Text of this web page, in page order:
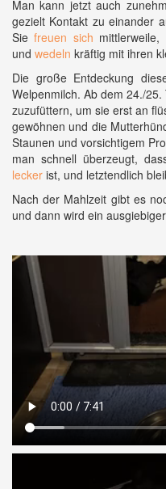
Man kann jetzt auch
gezielt Kontakt zu einander
Siefreuen sich
und wedeln kräftig mit ihren
Die große Entdeckung
Welpenmilch. Ab dem 24./
zuzufüttern, um sie erst an
gewöhnen und die
Staunen und vorsichtigem
man schnell überzeugt,
lecker ist, und letztendlich
Nach der Mahlzeit gibt es
und dann wird ein ausgiebiger